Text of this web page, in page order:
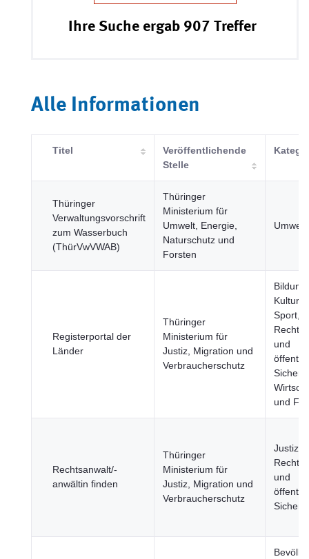
Ihre Suche ergab 907 Treffer
Alle Informationen
Titel
Veröffentlichende
Stelle
Thüringer
Verwaltungsvorschrift
zum Wasserbuch
(ThürVwVWAB)
Thüringer
Ministerium für
Umwelt, Energie,
Naturschutz und
Forsten
Umwelt
Registerportal der
Länder
Thüringer
Ministerium für
Justiz, Migration und
Verbraucherschutz
Bildung,
Kultur
Sport,
und
und
Rechtsanwalt/-
anwältin finden
Thüringer
Ministerium für
Justiz, Migration und
Verbraucherschutz
Justiz,
und